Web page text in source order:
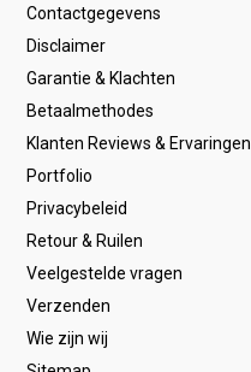
Contactgegevens
Disclaimer
Garantie & Klachten
Betaalmethodes
Klanten Reviews & Ervaringen
Portfolio
Privacybeleid
Retour & Ruilen
Veelgestelde vragen
Verzenden
Wie zijn wij